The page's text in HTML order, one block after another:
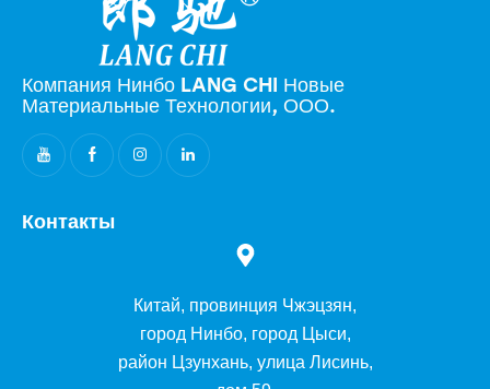
Компания Нинбо LANG CHI Новые
Материальные Технологии, ООО.
Контакты
Китай, провинция Чжэцзян,
город Нинбо, город Цыси,
район Цзунхань, улица Лисинь,